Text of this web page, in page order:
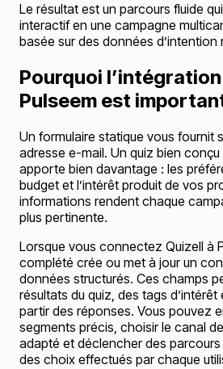
Le résultat est un parcours fluide
interactif en une campagne
basée sur des données d’intention
Pourquoi
Pulseem est
Un formulaire statique vous fournit
adresse e-mail. Un quiz bien
apporte bien davantage : les
budget et l’intérêt produit de vos
informations rendent chaque
plus pertinente.
Lorsque vous connectez Quizell à
complété crée ou met à jour un
données structurés. Ces champs
résultats du quiz, des tags
partir des réponses. Vous pouvez
segments précis, choisir le canal
adapté et déclencher des
des choix effectués par chaque